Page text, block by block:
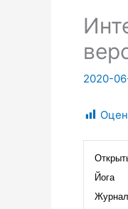
2020-
Йога
Журнал